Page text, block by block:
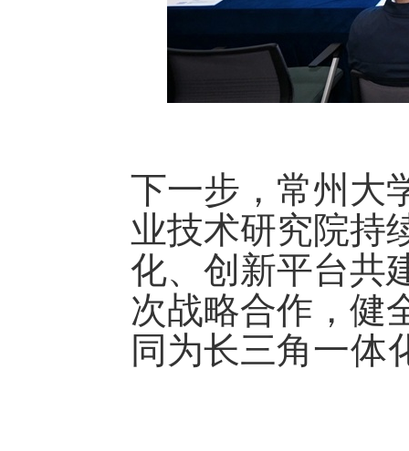
下一步，常州大
业技术研究院持
化、 创新平台共
次战略合作，健
同为长三角一体